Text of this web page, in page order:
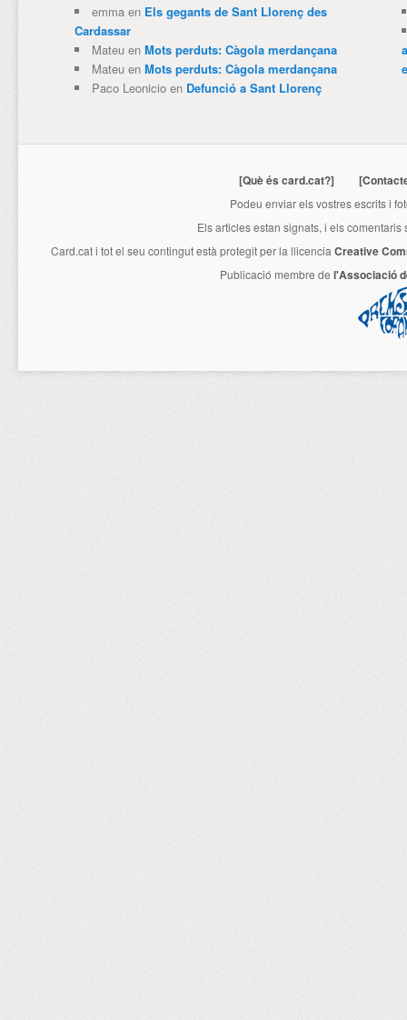
emmaen Els gegants de Sant Llorenç des
Cardassar
Mateuen Mots perduts: Càgola merdançana
Mateuen Mots perduts: Càgola merdançana
Paco Leonicioen Defunció a Sant Llorenç
[Què és card.cat?]
Podeu enviar els vostres escrits i
Els articles estan signats, i els
Card.cati tot el seu contingut està protegit per la llicencia Creative
Publicació membre de l'Associació